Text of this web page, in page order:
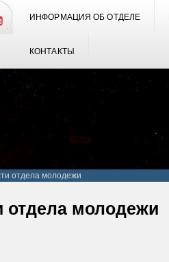
ИНФОРМАЦИЯ ОБ ОТДЕЛЕ
КОНТАКТЫ
отдела молодежи
отдела молодежи